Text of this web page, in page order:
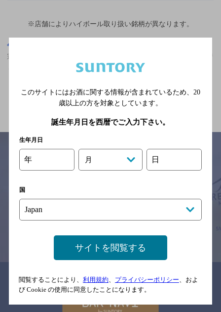
※店舗によりハイボール取り扱い銘柄が異なります。
宗道駅(茨城県)周辺500m,バー,マスターズドリームが飲める,落ち着
関連ページ
※それぞれのお店のメニューや営業時間などの掲載情報については、
予告なしに変更されることがありますので、
念のためお店にご確認の上ご来店くださいますようお願い申し上げま
情報提供：ぐるなび
関連リンク
このサイトにはお酒に関する情報が含まれているため、 20
歳以上の方を対象としています。
誕生年月日を西暦でご入力下さい。
生年月日
年 月 日
国
サイトを閲覧する
閲覧することにより、 利用規約、 プライバシーポリシー、およ
び Cookie の使用に同意したことになります。